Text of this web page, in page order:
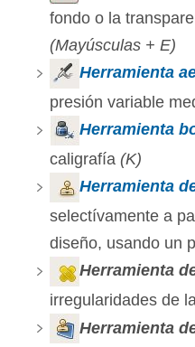
fondo o la
(Mayúsculas + E)
Herramienta
presión variable
Herramienta
caligrafía (K)
Herramienta
selectívamente a
diseño, usando un
Herramienta
irregularidades de
Herramienta